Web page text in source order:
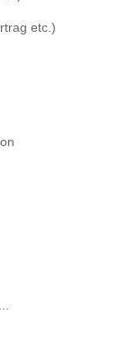
etc.)